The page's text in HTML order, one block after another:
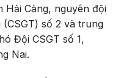
Hải Cảng, nguyên đội
số 2 và trung
Đội CSGT số 1,
Nai.